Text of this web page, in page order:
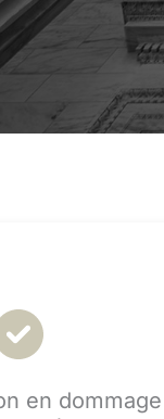
en dommage